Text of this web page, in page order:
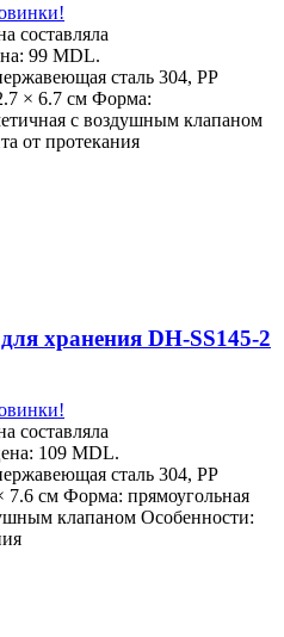
составляла
99 MDL.
сталь 304, PP
× 6.7 см Форма:
с воздушным клапаном
от протекания
хранения DH-SS145-2
составляла
109 MDL.
сталь 304, PP
7.6 см Форма: прямоугольная
клапаном Особенности: